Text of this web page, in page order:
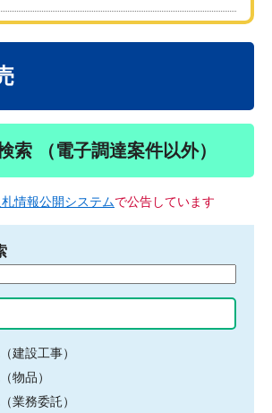
索 （電子調達案件以外）
札情報公開システムで公告しています
建設工事）
物品）
業務委託）